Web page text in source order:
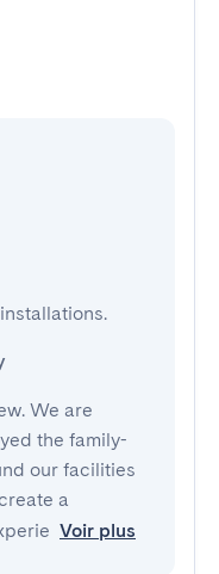
We are
the family-
our facilities
a
Voir plus